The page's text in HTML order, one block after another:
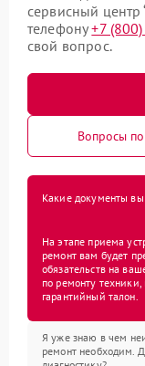
сервисный центр
телефону+7
свой вопрос.
Вопросы
Какие документы вы
На этапе приема
ремонт вам будет
обязательств на
по ремонту
гарантийный талон.
Я уже знаю в чем
ремонт необходим.